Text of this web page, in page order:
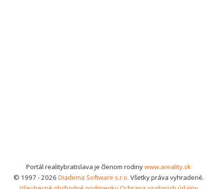
Portál realitybratislava je členom rodinywww.areality.sk
© 1997 - 2026 Diadema Software s.r.o. Všetky práva vyhradené.